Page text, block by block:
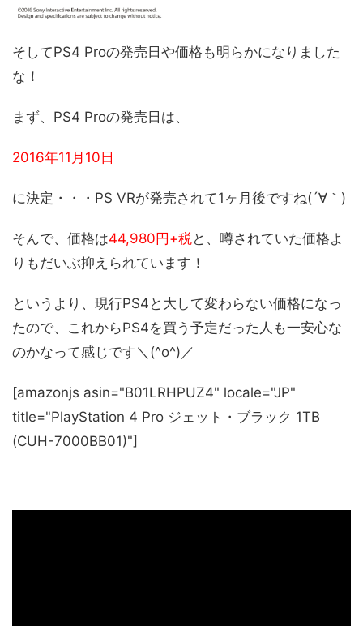
そしてPS4 Proの発売日や価格も明らかになりました
な！
まず、PS4 Proの発売日は、
2016年11月10日
に決定・・・PS VRが発売されて1ヶ月後ですね(´∀｀)
そんで、価格は44,980円+税と、噂されていた価格よ
りもだいぶ抑えられています！
というより、現行PS4と大して変わらない価格になっ
たので、これからPS4を買う予定だった人も一安心な
のかなって感じです＼(^o^)／
[amazonjs asin="B01LRHPUZ4" locale="JP"
title="PlayStation 4 Pro ジェット・ブラック 1TB
(CUH-7000BB01)"]